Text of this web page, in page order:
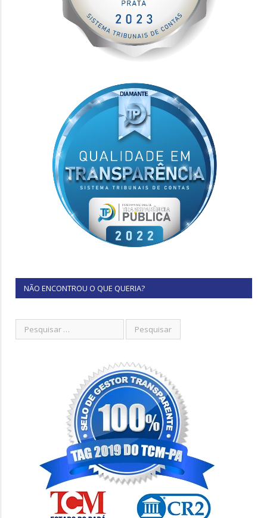
NÃO ENCONTROU O QUE QUERIA?